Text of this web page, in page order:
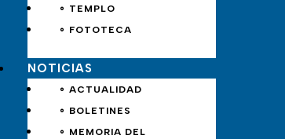
∘ TEMPLO
∘ FOTOTECA
NOTICIAS
∘ ACTUALIDAD
∘ BOLETINES
∘ MEMORIA DEL